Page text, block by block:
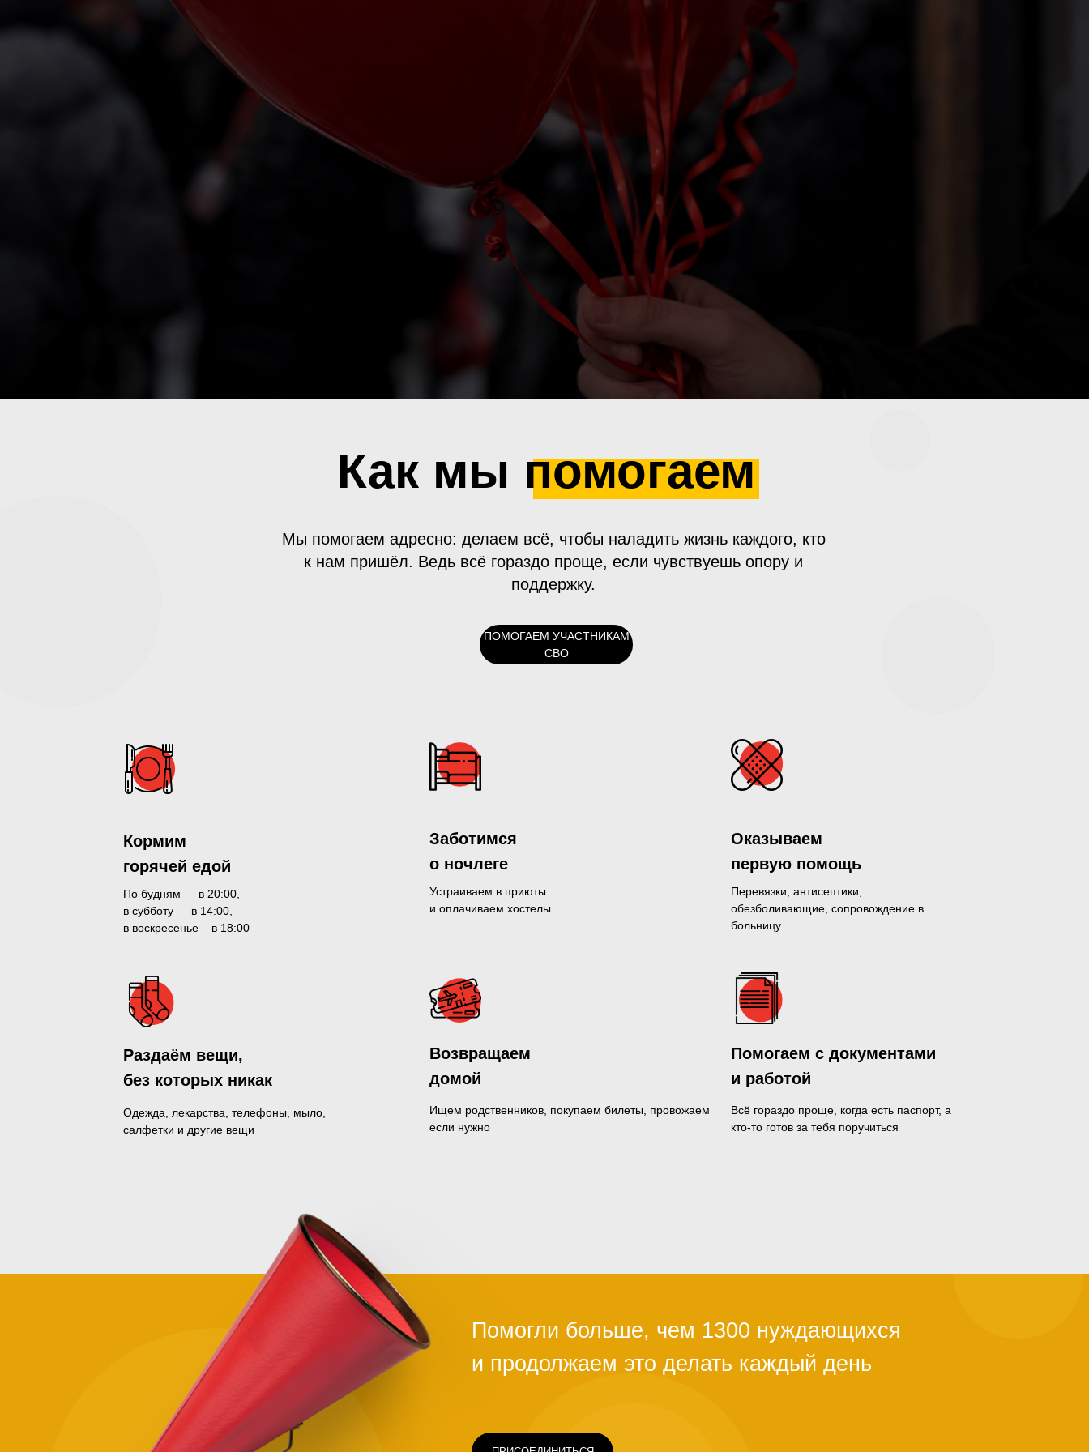
Как мы помогаем
ПОМОГАЕМ УЧАСТНИКАМ
СВО
Мы помогаем адресно: делаем всё, чтобы наладить жизнь каждого, кто
к нам пришёл. Ведь всё гораздо проще, если чувствуешь опору и
поддержку.
По будням — в 20:00,
в субботу — в 14:00,
в воскресенье – в 18:00
Устраиваем в приюты
и оплачиваем хостелы
Перевязки, антисептики,
обезболивающие, сопровождение в
больницу
Кормим
горячей едой
Заботимся
о ночлеге
Оказываем
первую помощь
Одежда, лекарства, телефоны, мыло,
салфетки и другие вещи
Ищем родственников, покупаем билеты, провожаем
если нужно
Всё гораздо проще, когда есть паспорт, а
кто-то готов за тебя поручиться
Раздаём вещи,
без которых никак
Возвращаем
домой
Помогаем с документами
и работой
и продолжаем это делать каждый день
Зачем
помогать
нуждающимся
здоровья или вовремя не дали нужной поддержки.
проще сдаться, чем бороться и идти дальше. Как